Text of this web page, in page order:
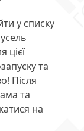
у списку
цієї
та
Після
та
на